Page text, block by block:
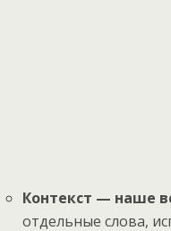
Контекст — наше
отдельные слова,